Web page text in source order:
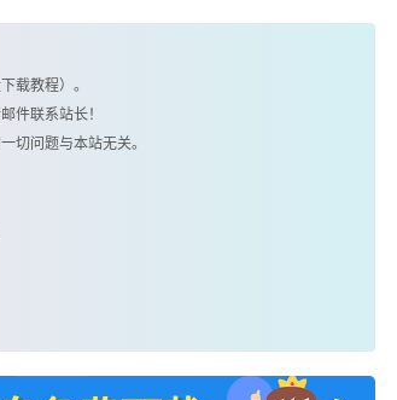
载教程）。
件联系站长！
切问题与本站无关。